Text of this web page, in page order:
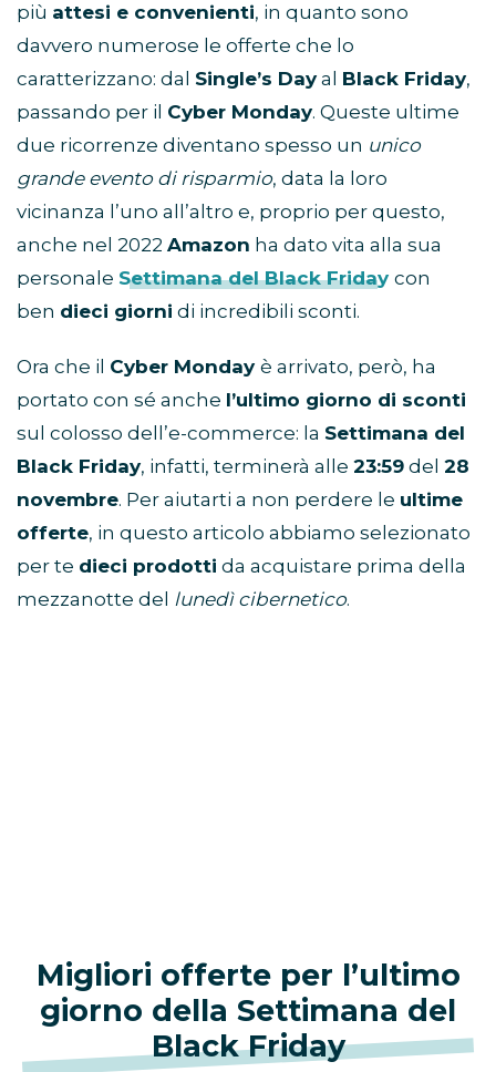
più attesi e convenienti, in quanto sono
davvero numerose le offerte che lo
caratterizzano: dal Single’s Dayal Black Friday,
passando per il Cyber Monday. Queste ultime
due ricorrenze diventano spesso un unico
grande evento di risparmio, data la loro
vicinanza l’uno all’altro e, proprio per questo,
anche nel 2022 Amazon ha dato vita alla sua
personale Settimana del Black Friday con
ben dieci giorni di incredibili sconti.
Ora che il Cyber Monday è arrivato, però, ha
portato con sé anche l’ultimo giorno di sconti
sul colosso dell’e-commerce: la Settimana del
Black Friday, infatti, terminerà alle 23:59 del 28
novembre. Per aiutarti a non perdere le ultime
offerte, in questo articolo abbiamo selezionato
per te dieci prodotti da acquistare prima della
mezzanotte del lunedì cibernetico.
Migliori offerte per l’ultimo
giorno della Settimana del
Black Friday